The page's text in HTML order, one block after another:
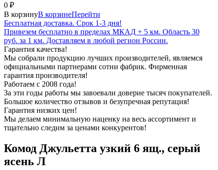
0 ₽
В корзинуВ корзинеПерейти
Бесплатная доставка. Срок 1-3 дня!
Привезем бесплатно в пределах МКАД + 5 км. Область 30
руб. за 1 км. Доставляем в любой регион России.
Гарантия качества!
Мы собрали продукцию лучших производителей, являемся
официальными партнерами сотни фабрик. Фирменная
гарантия производителя!
Работаем с 2008 года!
За эти годы работы мы завоевали доверие тысяч покупателей.
Большое количество отзывов и безупречная репутация!
Гарантия низких цен!
Мы делаем минимальную наценку на весь ассортимент и
тщательно следим за ценами конкурентов!
Комод Джульетта узкий 6 ящ., серый
ясень Л